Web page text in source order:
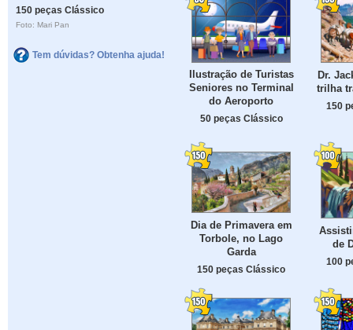
150 peças Clássico
Foto: Mari Pan
Tem dúvidas? Obtenha ajuda!
Ilustração de Turistas
Seniores no Terminal
do Aeroporto
50 peças Clássico
Dr.
trilha
150
Dia de Primavera em
Torbole, no Lago
Garda
150 peças Clássico
de
100